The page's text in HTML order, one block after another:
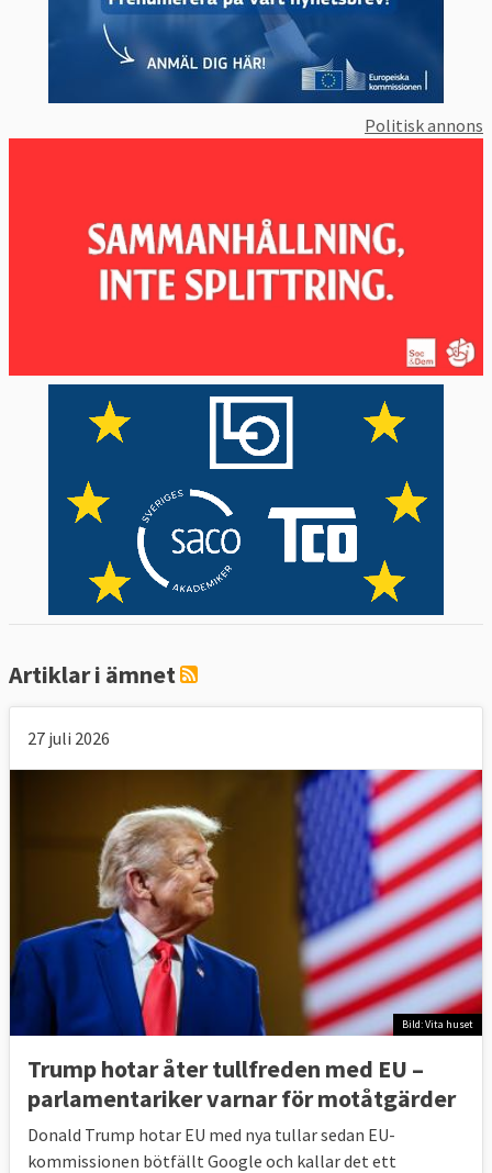
också tydligt då både svenska
företagsorganisationer och fack har en
positiv grundsyn på frihandel vilket inte
att lösa investeringstvister kopplade till
handel mellan länder.
De stödjer frihandel i olika grad.
Hittills har alla medlemsländer godkänt
EU:s olika frihandelsavtal.
Det finns dock fall där enskilda EU-länder
har velat driva en mer protektionistisk linje
för att skydda sina egna industrier från
konkurrens.Frankrike, Irland och Polen har
till exempel varit motsträviga vid
tullunionen Mercosur eftersom de befarar
att det kommer slå mot deras nationella
jordbrukssektorer.
6. Vad vill Europaparlamentet?
I EU-parlamentet finns något större
motstånd mot frihandel än i ministerkretsen.
Motståndet i Europaparlamentet gäller
särskilt de delarna av avtalen som omfattar
investeringar och tvistelösning. Det syns
även bland de svenska ledamöterna. Medan
regeringen driver på för frihandel har de
svenska EU-parlamentarikerna enmer
ljummen inställningenligt en
sammanställning från VoteWatch.
Politisk annons
Artiklar i ämnet
27 juli 2026
Bild: Vita huset
Trump hotar åter tullfreden med EU –
parlamentariker ⁠varnar för motåtgärder
Donald Trump hotar EU med nya tullar sedan EU-
kommissionen bötfällt Google och kallar det ett